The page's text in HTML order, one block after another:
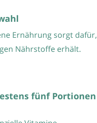
Ernährung sorgt dafür,
Nährstoffe erhält.
fünf Portionen